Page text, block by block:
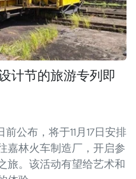
计节的旅游专列即
公布，将于11月17日安排
嘉林火车制造厂，开启参
旅。该活动有望给艺术和